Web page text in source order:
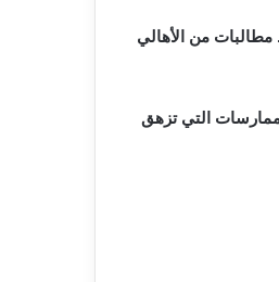
مطالبات من الأهالي
التي تزهق